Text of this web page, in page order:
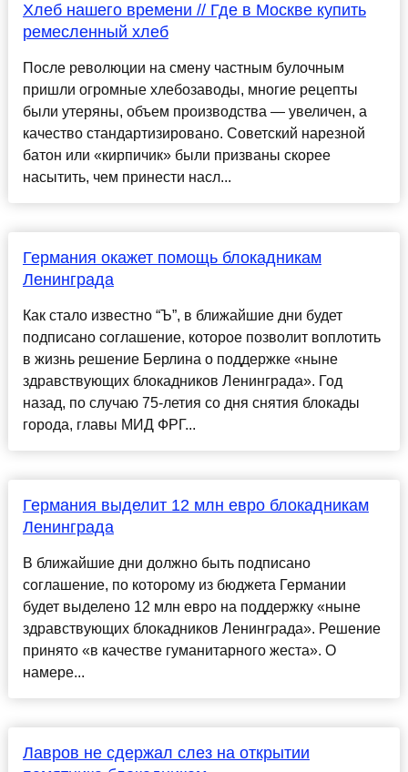
Хлеб нашего времени // Где в Москве купить
ремесленный хлеб
После революции на смену частным булочным
пришли огромные хлебозаводы, многие рецепты
были утеряны, объем производства — увеличен, а
качество стандартизировано. Советский нарезной
батон или «кирпичик» были призваны скорее
насытить, чем принести насл...
Германия окажет помощь блокадникам
Ленинграда
Как стало известно “Ъ”, в ближайшие дни будет
подписано соглашение, которое позволит воплотить
в жизнь решение Берлина о поддержке «ныне
здравствующих блокадников Ленинграда». Год
назад, по случаю 75-летия со дня снятия блокады
города, главы МИД ФРГ...
Германия выделит 12 млн евро блокадникам
Ленинграда
В ближайшие дни должно быть подписано
соглашение, по которому из бюджета Германии
будет выделено 12 млн евро на поддержку «ныне
здравствующих блокадников Ленинграда». Решение
принято «в качестве гуманитарного жеста». О
намере...
Лавров не сдержал слез на открытии